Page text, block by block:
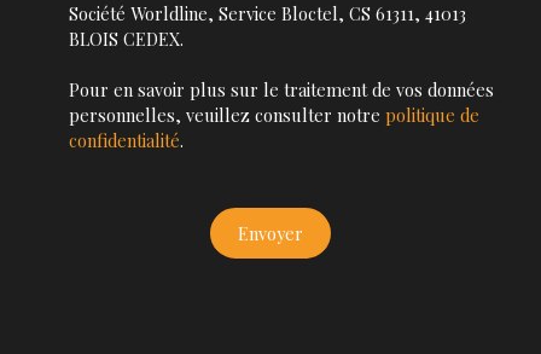
Société Worldline, Service Bloctel, CS 61311, 41013
BLOIS CEDEX.
Pour en savoir plus sur le traitement de vos données
personnelles, veuillez consulter notre politique de
confidentialité.
Envoyer